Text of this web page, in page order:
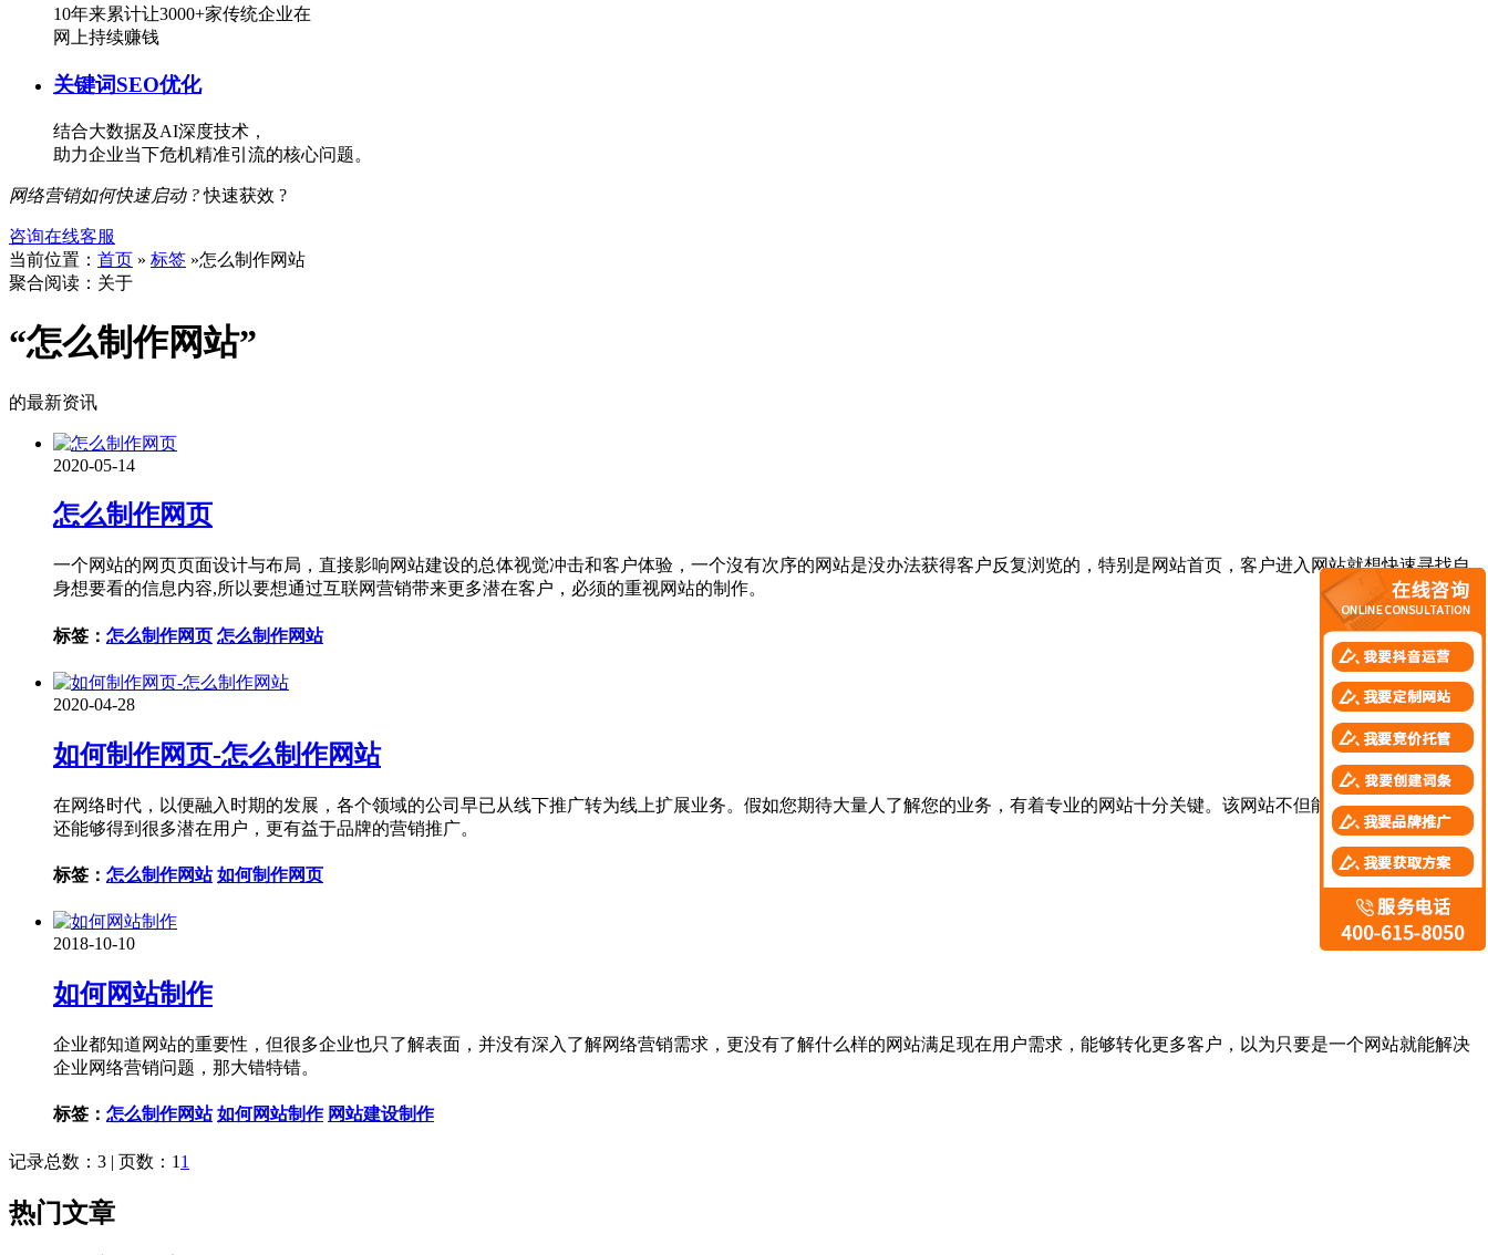
10年来累计让3000+家传统企业在
网上持续赚钱
关键词SEO优化
结合大数据及AI深度技术，
助力企业当下危机精准引流的核心问题。
网络营销如何快速启动 ?快速获效 ?
咨询在线客服
当前位置： 首页 » 标签 »怎么制作网站
聚合阅读：关于
“怎么制作网站”
的最新资讯
2020-05-14
怎么制作网页
一个网站的网页页面设计与布局，直接影响网站建设的总体视觉冲击和客户体验，一个沒有次序的网站是没办法获得客户反复浏览的，特别是网站首页，客户进入网站就想快速寻找自
身想要看的信息内容,所以要想通过互联网营销带来更多潜在客户，必须的重视网站的制作。
标签： 怎么制作网页 怎么制作网站
2020-04-28
如何制作网页-怎么制作网站
在网络时代，以便融入时期的发展，各个领域的公司早已从线下推广转为线上扩展业务。假如您期待大量人了解您的业务，有着专业的网站十分关键。该网站不但能够详解公司信息，
还能够得到很多潜在用户，更有益于品牌的营销推广。
标签： 怎么制作网站 如何制作网页
2018-10-10
如何网站制作
企业都知道网站的重要性，但很多企业也只了解表面，并没有深入了解网络营销需求，更没有了解什么样的网站满足现在用户需求，能够转化更多客户，以为只要是一个网站就能解决
企业网络营销问题，那大错特错。
标签： 怎么制作网站 如何网站制作 网站建设制作
记录总数：3 | 页数：1 1
热门文章